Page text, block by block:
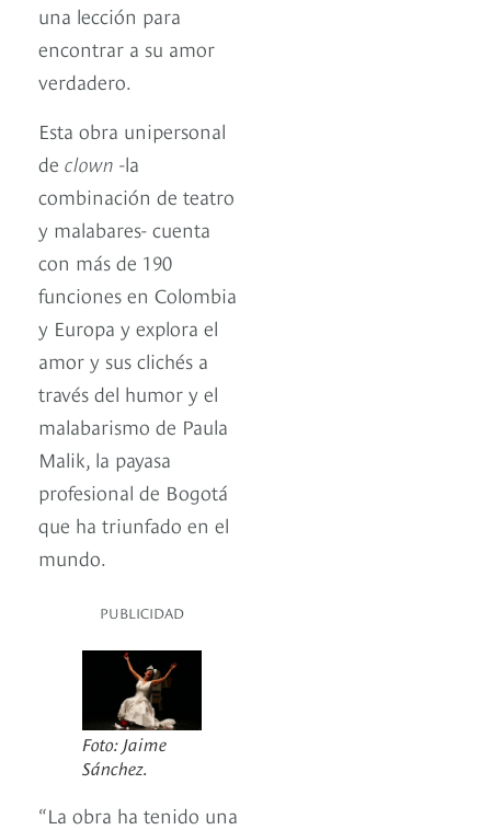
una lección para
encontrar a su amor
verdadero.
Esta obra unipersonal
de clown -la
combinación de teatro
y malabares- cuenta
con más de 190
funciones en Colombia
y Europa y explora el
amor y sus clichés a
través del humor y el
malabarismo de Paula
Malik, la payasa
profesional de Bogotá
que ha triunfado en el
mundo.
PUBLICIDAD
Foto: Jaime
Sánchez.
“La obra ha tenido una